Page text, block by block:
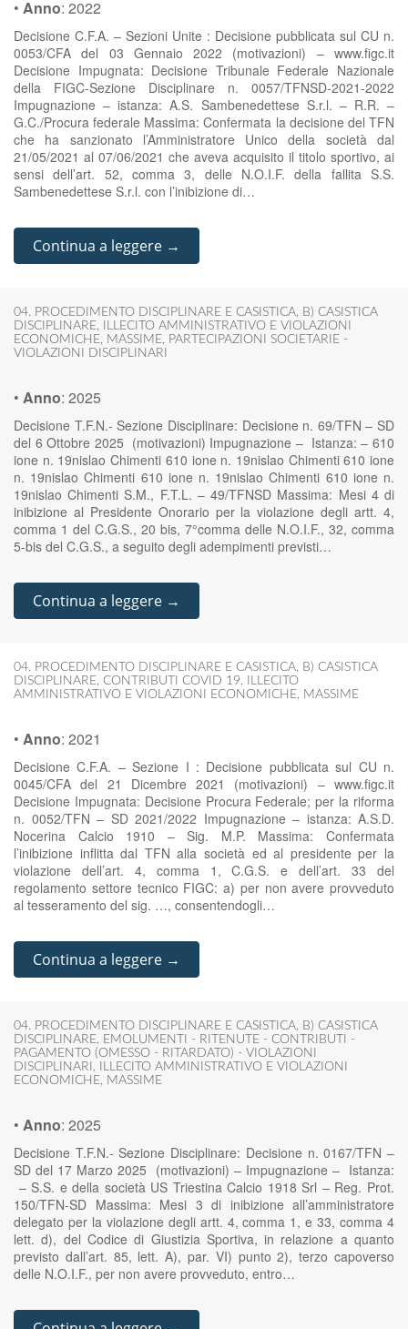
• Anno: 2022
Decisione C.F.A. – Sezioni Unite : Decisione pubblicata sul CU n.
0053/CFA del 03 Gennaio 2022 (motivazioni) – www.figc.it
Decisione Impugnata: Decisione Tribunale Federale Nazionale
della FIGC-Sezione Disciplinare n. 0057/TFNSD-2021-2022
Impugnazione – istanza: A.S. Sambenedettese S.r.l. – R.R. –
G.C./Procura federale Massima: Confermata la decisione del TFN
che ha sanzionato l’Amministratore Unico della società dal
21/05/2021 al 07/06/2021 che aveva acquisito il titolo sportivo, ai
sensi dell’art. 52, comma 3, delle N.O.I.F. della fallita S.S.
Sambenedettese S.r.l. con l’inibizione di…
Continua a leggere →
04. PROCEDIMENTO DISCIPLINARE E CASISTICA, B) CASISTICA
DISCIPLINARE,
ILLECITO AMMINISTRATIVO E VIOLAZIONI
ECONOMICHE, MASSIME, PARTECIPAZIONI SOCIETARIE -
VIOLAZIONI DISCIPLINARI
• Anno: 2025
Decisione T.F.N.- Sezione Disciplinare: Decisione n. 69/TFN – SD
del 6 Ottobre 2025 (motivazioni) Impugnazione – Istanza: – 610
ione n. 19nislao Chimenti 610 ione n. 19nislao Chimenti 610 ione
n. 19nislao Chimenti 610 ione n. 19nislao Chimenti 610 ione n.
19nislao Chimenti S.M., F.T.L. – 49/TFNSD Massima: Mesi 4 di
inibizione al Presidente Onorario per la violazione degli artt. 4,
comma 1 del C.G.S., 20 bis, 7°comma delle N.O.I.F., 32, comma
5-bis del C.G.S., a seguito degli adempimenti previsti…
Continua a leggere →
04. PROCEDIMENTO DISCIPLINARE E CASISTICA, B) CASISTICA
DISCIPLINARE, CONTRIBUTI COVID 19,
ILLECITO
AMMINISTRATIVO E VIOLAZIONI ECONOMICHE, MASSIME
• Anno: 2021
Decisione C.F.A. – Sezione I : Decisione pubblicata sul CU n.
0045/CFA del 21 Dicembre 2021 (motivazioni) – www.figc.it
Decisione Impugnata: Decisione Procura Federale; per la riforma
n. 0052/TFN – SD 2021/2022 Impugnazione – istanza: A.S.D.
Nocerina Calcio 1910 – Sig. M.P. Massima: Confermata
l’inibizione inflitta dal TFN alla società ed al presidente per la
violazione dell’art. 4, comma 1, C.G.S. e dell’art. 33 del
regolamento settore tecnico FIGC: a) per non avere provveduto
al tesseramento del sig. …, consentendogli…
Continua a leggere →
04. PROCEDIMENTO DISCIPLINARE E CASISTICA, B) CASISTICA
DISCIPLINARE, EMOLUMENTI - RITENUTE - CONTRIBUTI -
PAGAMENTO (OMESSO - RITARDATO) - VIOLAZIONI
DISCIPLINARI ,
ILLECITO AMMINISTRATIVO E VIOLAZIONI
ECONOMICHE, MASSIME
• Anno: 2025
Decisione T.F.N.- Sezione Disciplinare: Decisione n. 0167/TFN –
SD del 17 Marzo 2025 (motivazioni) – Impugnazione – Istanza:
– S.S. e della società US Triestina Calcio 1918 Srl – Reg. Prot.
150/TFN-SD Massima: Mesi 3 di inibizione all’amministratore
delegato per la violazione degli artt. 4, comma 1, e 33, comma 4
lett. d), del Codice di Giustizia Sportiva, in relazione a quanto
previsto dall’art. 85, lett. A), par. VI) punto 2), terzo capoverso
delle N.O.I.F., per non avere provveduto, entro…